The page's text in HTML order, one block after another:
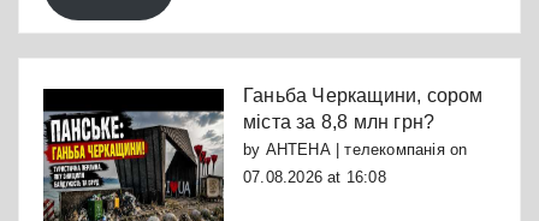
Ганьба Черкащини, сором
міста за 8,8 млн грн?
by АНТЕНА | телекомпаніяon
07.08.2026 at 16:08